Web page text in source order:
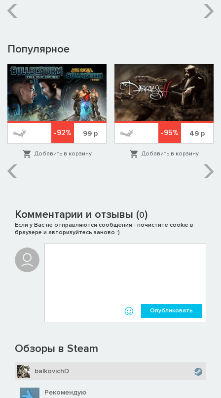
Популярное
-92% 99р
Добавить в корзину
-95% 49 р
Добавить в корзину
Комментарии и отзывы (0)
Если у Вас не отправляются сообщения - почистите cookie в
браузере и авторизуйтесь заново :)
Опубликовать
Обзоры в Steam
balkovichD
Рекомендую